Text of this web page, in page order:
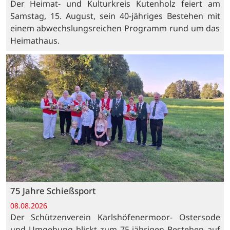
Der Heimat- und Kulturkreis Kutenholz feiert am
Samstag, 15. August, sein 40-jähriges Bestehen mit
einem abwechslungsreichen Programm rund um das
Heimathaus.
75 Jahre Schießsport
08.08.2026
Der Schützenverein Karlshöfenermoor- Ostersode